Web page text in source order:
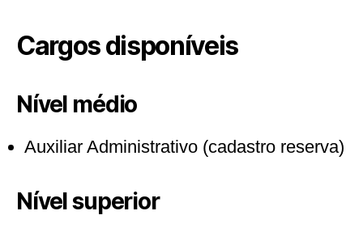
Cargos disponíveis
Nível médio
Auxiliar Administrativo (cadastro reserva)
Nível superior